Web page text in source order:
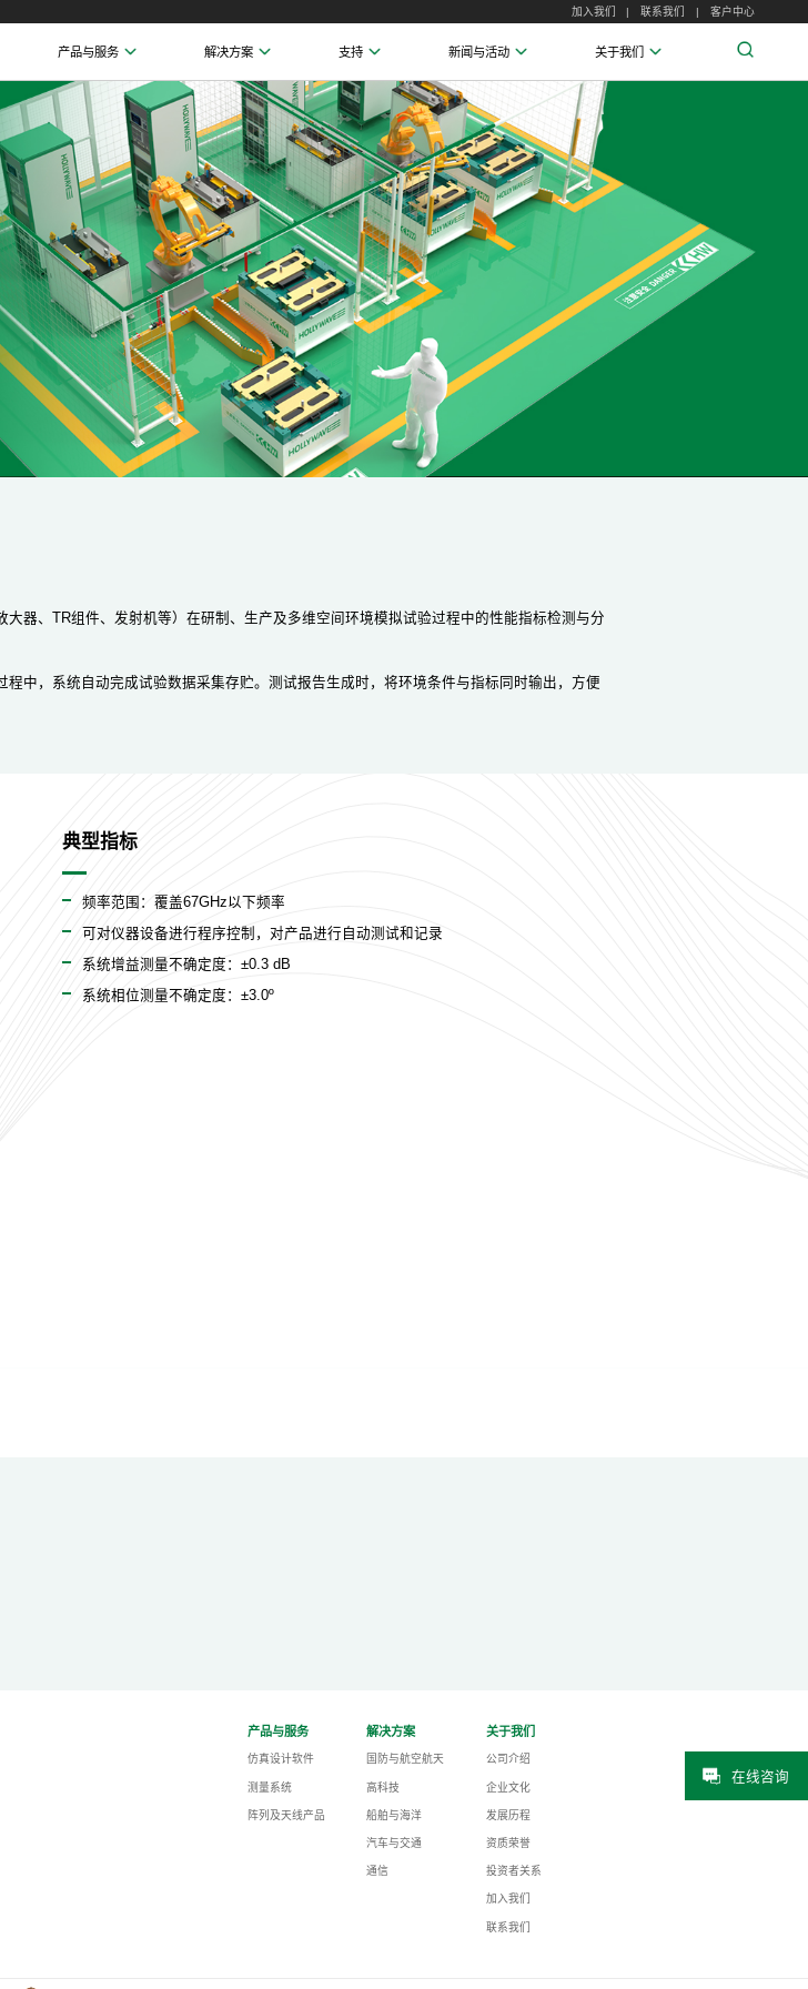
加入我们 联系我们 客户中心
产品与服务 解决方案 支持 新闻与活动 关于我们
器、TR组件、发射机等）在研制、生产及多维空间环境模拟试验过程中的性能指标检测与分
中，系统自动完成试验数据采集存贮。测试报告生成时，将环境条件与指标同时输出，方便
典型指标
频率范围：覆盖67GHz以下频率
可对仪器设备进行程序控制，对产品进行自动测试和记录
系统增益测量不确定度：±0.3 dB
系统相位测量不确定度：±3.0º
在线咨询
产品与服务
仿真设计软件
测量系统
阵列及天线产品
解决方案
国防与航空航天
高科技
船舶与海洋
汽车与交通
通信
关于我们
公司介绍
企业文化
发展历程
资质荣誉
投资者关系
加入我们
联系我们